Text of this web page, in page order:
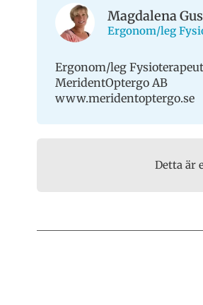
Magdalena
Ergonom/leg
Ergonom/leg Fysioterapeut
MeridentOptergo AB
www.meridentoptergo.se
Detta är